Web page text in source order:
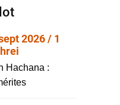
2026 / 1
Hachana :